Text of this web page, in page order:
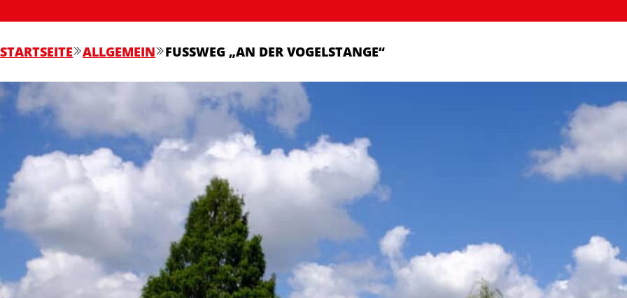
STARTSEITE ALLGEMEIN FUSSWEG „AN DER VOGELSTANGE“